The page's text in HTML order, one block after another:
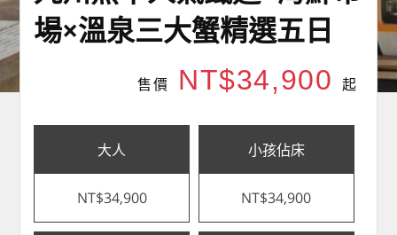
場×溫泉三大蟹精選五日
售價 NT$34,900 起
大人
NT$34,900
小孩佔床
NT$34,900